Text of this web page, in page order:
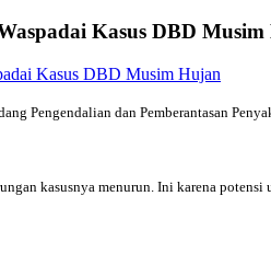
Kasus DBD
Pengendalian dan Pemberantasan
kasusnya menurun. Ini karena